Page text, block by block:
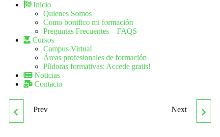
Inicio
Quienes Somos
Como bonifico mi formación
Preguntas Frecuentes – FAQS
Cursos
Campus Virtual
Áreas profesionales de formación
Píldoras formativas: Accede gratis!
Noticias
Contacto
ARGG007PO DISEÑO
Prev ARGI005PO IMPRESIÓN
Next